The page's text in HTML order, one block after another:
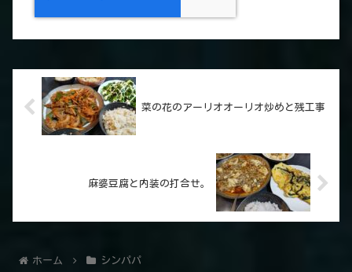
菜の花のアーリオオーリオ炒めと残工事
麻婆豆腐と内装の打合せ。
ホーム シンパパ